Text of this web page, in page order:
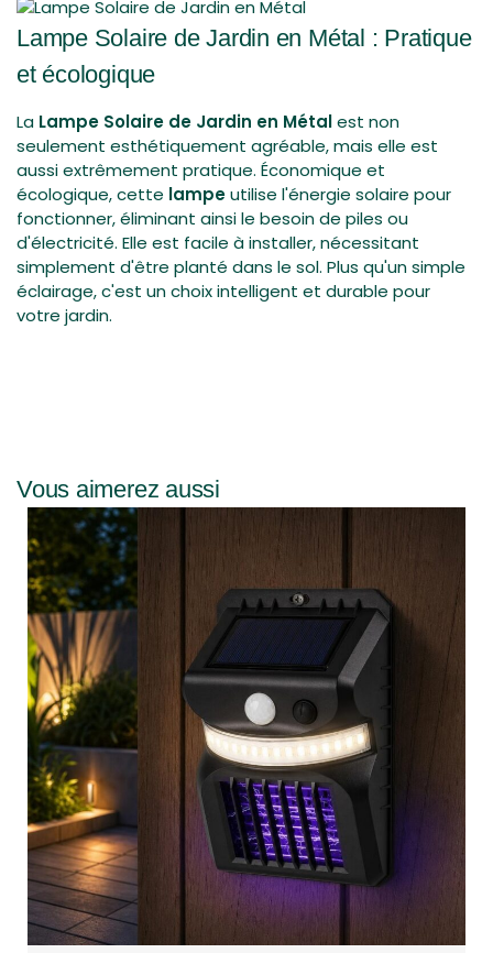
Lampe Solaire de Jardin en Métal : Pratique
et écologique
La Lampe Solaire de Jardin en Métalest non
seulement esthétiquement agréable, mais elle est
aussi extrêmement pratique. Économique et
écologique, cette lampeutilise l'énergie solaire pour
fonctionner, éliminant ainsi le besoin de piles ou
d'électricité. Elle est facile à installer, nécessitant
simplement d'être planté dans le sol. Plus qu'un simple
éclairage, c'est un choix intelligent et durable pour
votre jardin.
Vous aimerez aussi